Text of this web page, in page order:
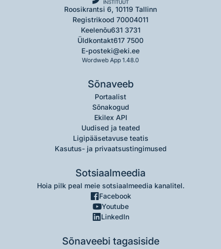
Roosikrantsi 6, 10119 Tallinn
Registrikood 70004011
Keelenõu631 3731
Üldkontakt617 7500
E-posteki@eki.ee
Wordweb App 1.48.0
Sõnaveeb
Portaalist
Sõnakogud
Ekilex API
Uudised ja teated
Ligipääsetavuse teatis
Kasutus- ja privaatsustingimused
Sotsiaalmeedia
Hoia pilk peal meie sotsiaalmeedia kanalitel.
Facebook
Youtube
LinkedIn
Sõnaveebi tagasiside